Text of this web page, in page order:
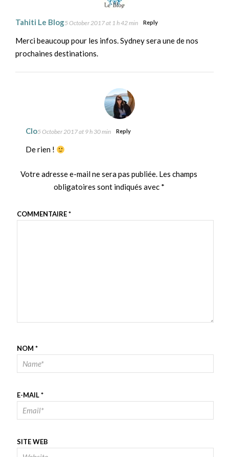
Tahiti Le Blog5 October 2017 at 1 h 42 min Reply
Merci beaucoup pour les infos. Sydney sera une de nos
prochaines destinations.
Clo5 October 2017 at 9 h 30 min Reply
De rien !
Votre adresse e-mail ne sera pas publiée. Les champs
obligatoires sont indiqués avec *
COMMENTAIRE*
NOM *
E-MAIL*
SITE WEB